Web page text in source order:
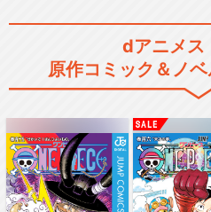
dアニメス
原作コミック＆ノベ